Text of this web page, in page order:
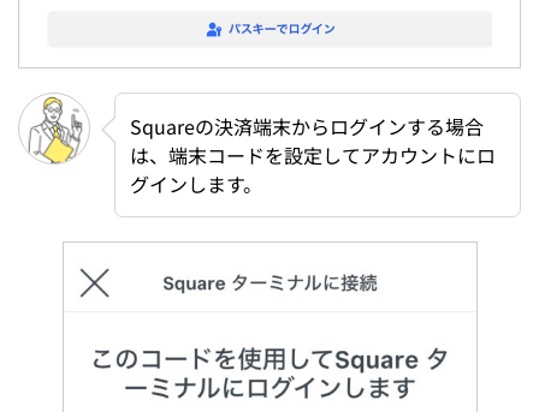
Squareの決済端末からログインする場合
は、端末コードを設定してアカウントにロ
グインします。